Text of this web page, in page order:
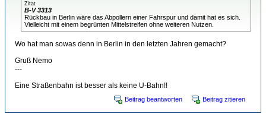
Zitat
B-V 3313
Rückbau in Berlin wäre das Abpollern einer Fahrspur und damit hat es sich.
Vielleicht mit einem begrünten Mittelstreifen ohne weiteren Nutzen.
Wo hat man sowas denn in Berlin in den letzten Jahren gemacht?
Gruß Nemo
---
Eine Straßenbahn ist besser als keine U-Bahn!!
Beitrag beantworten Beitrag zitieren